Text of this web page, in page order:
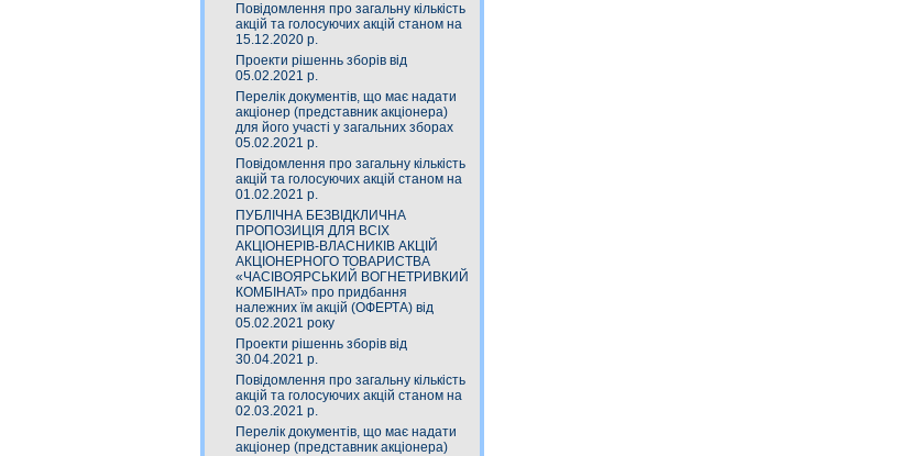
Повідомлення про загальну кількість
акцій та голосуючих акцій станом на
15.12.2020 р.
Проекти рішеннь зборів від
05.02.2021 р.
Перелік документів, що має надати
акціонер (представник акціонера)
для його участі у загальних зборах
05.02.2021 р.
Повідомлення про загальну кількість
акцій та голосуючих акцій станом на
01.02.2021 р.
ПУБЛІЧНА БЕЗВІДКЛИЧНА
ПРОПОЗИЦІЯ ДЛЯ ВСІХ
АКЦІОНЕРІВ-ВЛАСНИКІВ АКЦІЙ
АКЦІОНЕРНОГО ТОВАРИСТВА
«ЧАСIВОЯРСЬКИЙ ВОГНЕТРИВКИЙ
КОМБIНАТ» про придбання
належних їм акцій (ОФЕРТА) від
05.02.2021 року
Проекти рішеннь зборів від
30.04.2021 р.
Повідомлення про загальну кількість
акцій та голосуючих акцій станом на
02.03.2021 р.
Перелік документів, що має надати
акціонер (представник акціонера)